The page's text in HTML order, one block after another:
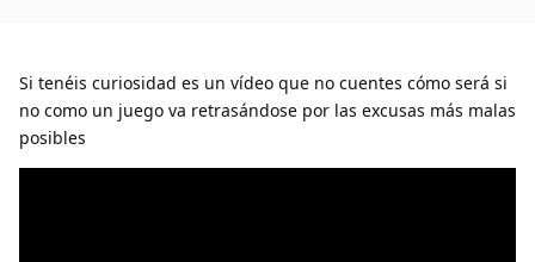
Si tenéis curiosidad es un vídeo que no cuentes cómo será si
no como un juego va retrasándose por las excusas más malas
posibles